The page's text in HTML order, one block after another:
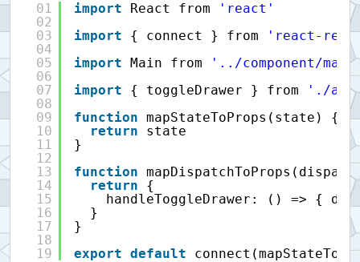
01
02
03
04
05
06
07
08
09
10
11
12
13
14
15
16
17
18
19
import React from
'react'
import
{ connect } from
'react-
import Main from
'../component/
import
{ toggleDrawer } from
'./
function mapStateToProps(state) {
return
state
}
function
return
{
handleToggleDrawer: () => {
}
}
export default